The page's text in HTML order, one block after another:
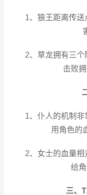
1、狼王距离传
2、草龙拥有三
击败
1、仆人的机制非
用角色的
2、女士的血量
给
三、